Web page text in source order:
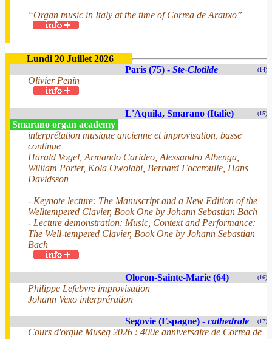
“Organ music in Italy at the time of Correa de Arauxo”
Lundi 20 Juillet 2026
Paris (75) - Ste-Clotilde (14)
Olivier Penin
L'Aquila, Smarano (Italie) (15)
Smarano organ academy
interprétation musique ancienne et improvisation, basse
continue
Harald Vogel, Armando Carideo, Alessandro Albenga,
William Porter, Kola Owolabi, Bernard Foccroulle, Hans
Davidsson
- Keynote lecture: The Manuscript and a New Edition of the
Welltempered Clavier, Book One by Johann Sebastian Bach
- Lecture demonstration: Music, Context and Performance:
The Well-tempered Clavier, Book One by Johann Sebastian
Bach
Oloron-Sainte-Marie (64) (16)
Philippe Lefebvre improvisation
Johann Vexo interprération
Segovie (Espagne) - cathedrale (17)
Cours d'orgue Museg 2026 : 400e anniversaire de Correa de